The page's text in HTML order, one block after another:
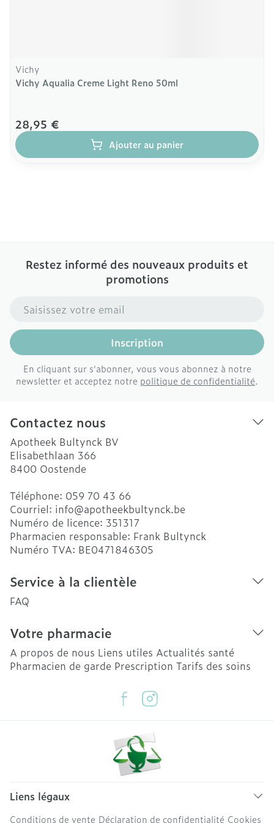
Vichy
Vichy Aqualia Creme Light Reno 50ml
28,95 €
Ajouter au panier
Restez informé des nouveaux produits et
promotions
Adresse mail
Inscription
En cliquant sur s'abonner, vous vous abonnez à notre
newsletter et acceptez notre politique de confidentialité.
Contactez nous
Apotheek Bultynck BV
Elisabethlaan 366
8400 Oostende
Téléphone: 059 70 43 66
Courriel: info@apotheekbultynck.be
Numéro de licence: 351317
Pharmacien responsable: Frank Bultynck
Numéro TVA: BE0471846305
Service à la clientèle
FAQ
Votre pharmacie
A propos de nous Liens utiles Actualités santé
Pharmacien de garde Prescription Tarifs des soins
Liens légaux
Conditions de vente Déclaration de confidentialité Cookies